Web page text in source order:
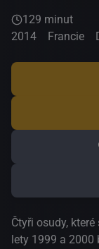
129 minut
2014
Francie
Čtyři osudy,
lety 1999 a 2000